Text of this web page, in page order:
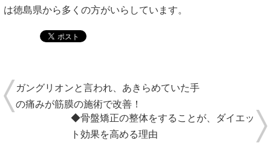
は徳島県から多くの方がいらしています。
ガングリオンと言われ、あきらめていた手
の痛みが筋膜の施術で改善！
◆骨盤矯正の整体をすることが、ダイエッ
ト効果を高める理由